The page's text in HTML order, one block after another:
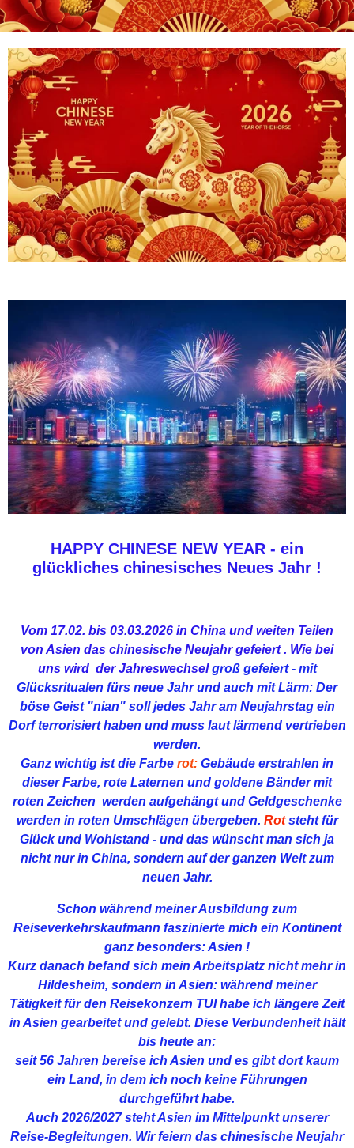
HAPPY CHINESE NEW YEAR - ein
glückliches chinesisches Neues Jahr !
Vom 17.02. bis 03.03.2026 in China und weiten Teilen
von Asien das chinesische Neujahr gefeiert . Wie bei
uns wird der Jahreswechselgroßgefeiert - mit
Glücksritualen fürs neue Jahr und auch mit Lärm: Der
böse Geist "nian" soll jedes Jahr am Neujahrstag ein
Dorf terrorisiert haben und muss laut lärmend vertrieben
werden.
Ganz wichtig ist die Farbe rot: Gebäude erstrahlen in
dieser Farbe, rote Laternen und goldene Bänder mit
roten Zeichen werden aufgehängt und Geldgeschenke
werden in roten Umschlägen übergeben. Rotsteht für
Glück und Wohlstand - und das wünscht man sich ja
nicht nur in China, sondern auf der ganzen Welt zum
neuen Jahr.
Schon während meiner Ausbildung zum
Reiseverkehrskaufmann faszinierte mich ein Kontinent
ganz besonders: Asien !
Kurz danach befand sich mein Arbeitsplatz nicht mehr in
Hildesheim, sondern in Asien: während meiner
Tätigkeit für den Reisekonzern TUI habe ich längere Zeit
in Asien gearbeitet und gelebt. Diese Verbundenheit hält
bis heute an:
seit 56 Jahren bereise ich Asien und es gibt dort kaum
ein Land, in dem ich noch keine Führungen
durchgeführt habe.
Auch 2026/2027 steht Asien im Mittelpunkt unserer
Reise-Begleitungen. Wir feiern das chinesische Neujahr